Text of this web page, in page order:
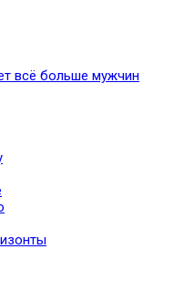
всё больше мужчин